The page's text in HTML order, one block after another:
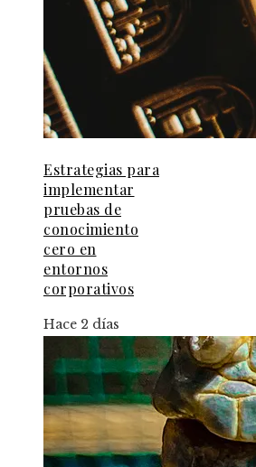
Estrategias para
implementar
pruebas de
conocimiento
cero en
entornos
corporativos
Hace 2 días